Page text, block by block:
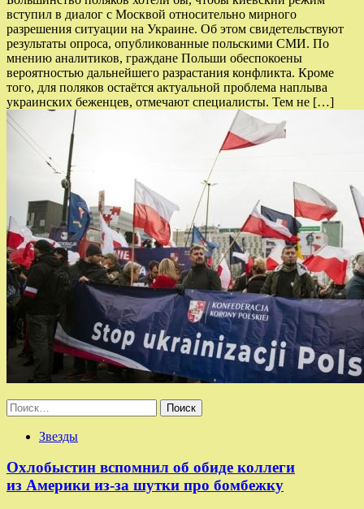
вступил в диалог с Москвой относительно мирного
разрешения ситуации на Украине. Об этом свидетельствуют
результаты опроса, опубликованные польскими СМИ. По
мнению аналитиков, граждане Польши обеспокоены
вероятностью дальнейшего разрастания конфликта. Кроме
того, для поляков остаётся актуальной проблема наплыва
украинских беженцев, отмечают специалисты. Тем не […]
Найти:
Звезды
Охлобыстин вспомнил об обиде коллеги
из Америки из-за шутки про бомбежку